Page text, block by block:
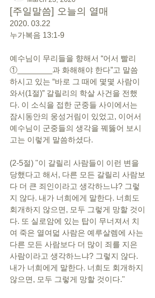
[주일말씀] 오늘의 열매
2020. 03.22
누가복음 13:1-9
예수님이 무리들을 향해서 “어서 빨리
①________과 화해해야 한다”고 말씀
하시고 있는 “바로 그 때에 몇몇 사람이
와서(1절)” 갈릴리의 학살 사건을 전했
다. 이 소식을 접한 군중들 사이에서는
잠시동안의 웅성거림이 있었고, 이어서
예수님이 군중들의 생각을 꿰뚫어 보시
고는 이렇게 말씀하셨다.
(2-5절) "이 갈릴리 사람들이 이런 변을
당했다고 해서, 다른 모든 갈릴리 사람보
다 더 큰 죄인이라고 생각하느냐? 그렇
지 않다. 내가 너희에게 말한다. 너희도
회개하지 않으면, 모두 그렇게 망할 것이
다. 또 실로암에 있는 탑이 무너져서 치
여 죽은 열여덟 사람은 예루살렘에 사는
다른 모든 사람보다 더 많이 죄를 지은
사람이라고 생각하느냐? 그렇지 않다.
내가 너희에게 말한다. 너희도 회개하지
않으면, 모두 그렇게 망할 것이다."